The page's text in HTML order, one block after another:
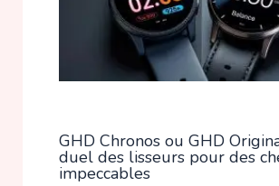
GHD Chronos ou GHD
duel des lisseurs pour des
impeccables